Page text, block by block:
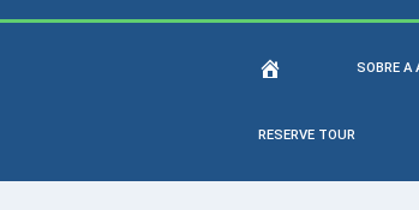
SOBRE A
RESERVE TOUR